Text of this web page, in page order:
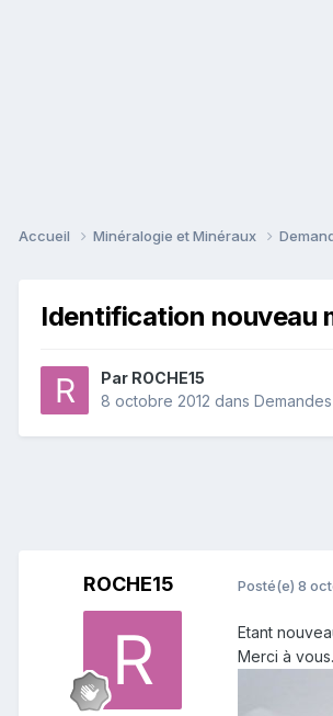
Accueil Minéralogie et Minéraux
Identification nouveau
Par ROCHE15
8 octobre 2012 dans
ROCHE15 Posté(e) 8
Etant
Merci à vous.